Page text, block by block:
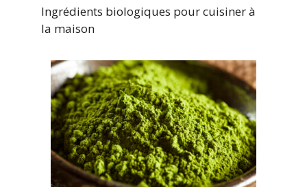
Ingrédients biologiques pour cuisiner à
la maison